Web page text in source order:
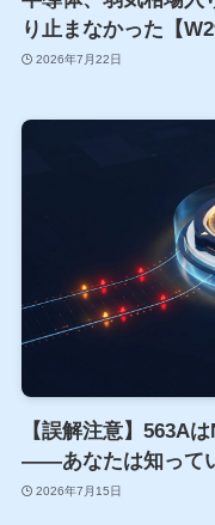
り止まなかった【
2026年7月22日
【誤解注意】563A
――あなたは知って
2026年7月15日